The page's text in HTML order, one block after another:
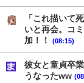
「これ描いて
いと再会。コ
加！！
(08:15)
彼女と童貞卒
うなったww